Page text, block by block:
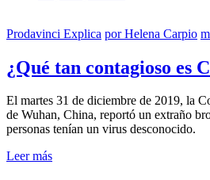
Prodavinci Explica porHelena Carpio
¿Qué tan contagioso es
El martes 31 de diciembre de 2019, la
de Wuhan, China, reportó un extraño
personas tenían un virus desconocido.
Leer más